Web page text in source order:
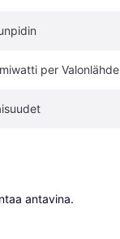
per Valonlähde
antavina.